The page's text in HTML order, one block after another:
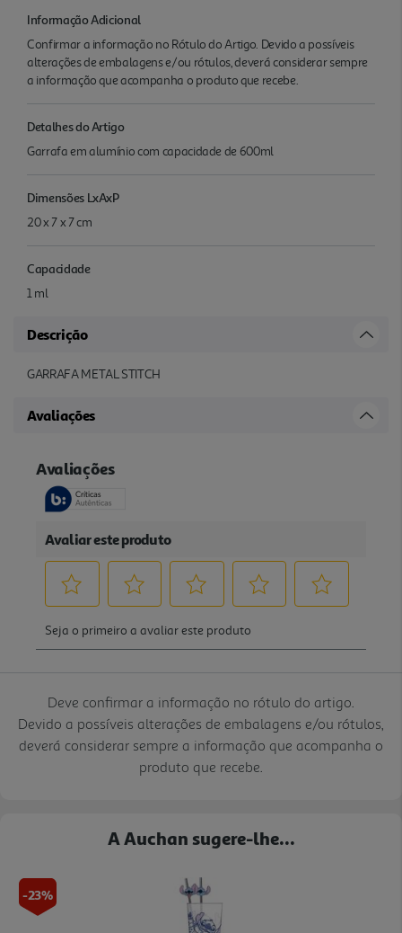
Informação Adicional
Confirmar a informação no Rótulo do Artigo. Devido a possíveis
alterações de embalagens e/ou rótulos, deverá considerar sempre
a informação que acompanha o produto que recebe.
Detalhes do Artigo
Garrafa em alumínio com capacidade de 600ml
Dimensões LxAxP
20 x 7 x 7 cm
Capacidade
1 ml
Descrição
GARRAFA METAL STITCH
Avaliações
Deve confirmar a informação no rótulo do artigo.
Devido a possíveis alterações de embalagens e/ou rótulos,
deverá considerar sempre a informação que acompanha o
produto que recebe.
A Auchan sugere-lhe...
-23%